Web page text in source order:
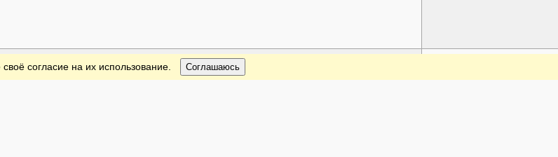
согласие на их использование. Соглашаюсь